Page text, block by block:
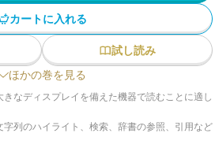
カートに入れる
試し読み
ほかの巻を見る
なディスプレイを備えた機器で読むことに適し
列のハイライト、検索、辞書の参照、引用など